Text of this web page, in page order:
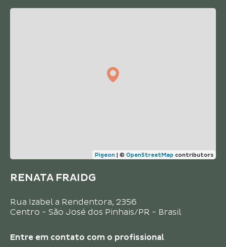
Pigeon © OpenStreetMap contributors
RENATA FRAIDG
Rua Izabel a Rendentora, 2356
Centro - São José dos Pinhais/PR - Brasil
Entre em contato com o profissional